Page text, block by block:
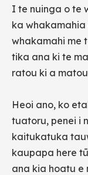
I te nuinga o te
ka whakamahia
whakamahi me
tika ana ki te
ratou ki a
Heoi ano, ko
tuatoru, penei i
kaitukatuka
kaupapa here
ana kia hoatu e